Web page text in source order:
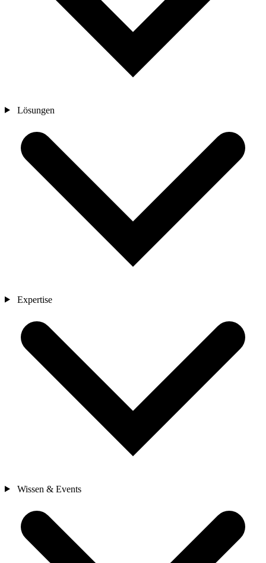
Lösungen
Expertise
Wissen & Events